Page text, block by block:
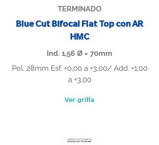
TERMINADO
Blue Cut Bifocal Flat Top con AR
HMC
Ind. 1,56 Ø = 70mm
Pel. 28mm Esf. +0,00 a +3,00/ Add. +1,00
a +3,00
Ver grilla